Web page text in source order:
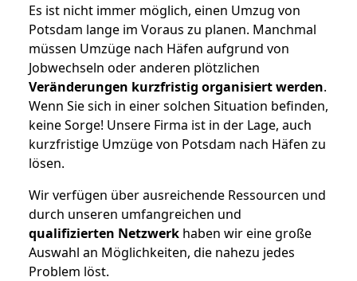
Es ist nicht immer möglich, einen Umzug von
Potsdam lange im Voraus zu planen. Manchmal
müssen Umzüge nach Häfen aufgrund von
Jobwechseln oder anderen plötzlichen
Veränderungen kurzfristig organisiert werden.
Wenn Sie sich in einer solchen Situation befinden,
keine Sorge! Unsere Firma ist in der Lage, auch
kurzfristige Umzüge von Potsdam nach Häfen zu
lösen.
Wir verfügen über ausreichende Ressourcen und
durch unseren umfangreichen und
qualifizierten Netzwerk haben wir eine große
Auswahl an Möglichkeiten, die nahezu jedes
Problem löst.